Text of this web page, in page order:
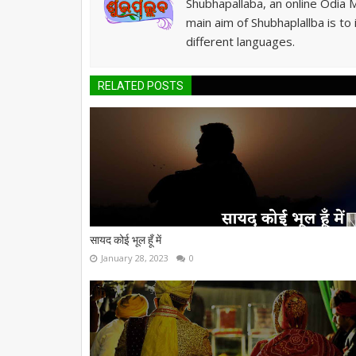
Shubhapallaba, an online Odia
main aim of Shubhaplallba is
different languages.
RELATED POSTS
सायद कोई भूल हूँ में
January 28, 2023 0